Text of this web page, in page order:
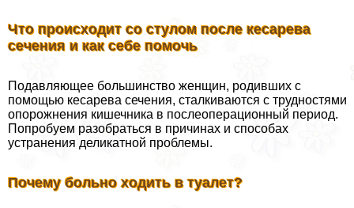
Что происходит со стулом после кесарева
сечения и как себе помочь
Подавляющее большинство женщин, родивших с
помощью кесарева сечения, сталкиваются с трудностями
oпopoжнения кишечника в послеоперационный период.
Попробуем разобраться в причинах и способах
устранения деликатной проблемы.
Почему больно ходить в туалет?